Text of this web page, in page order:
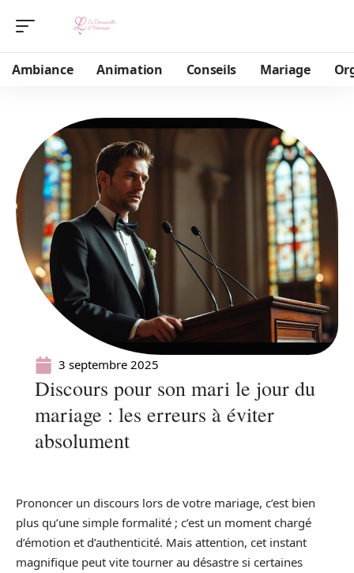
Ambiance Animation Conseils Mariage
3 septembre 2025
Discours pour son mari le jour du
mariage : les erreurs à éviter
absolument
Prononcer un discours lors de votre mariage, c’est bien
plus qu’une simple formalité ; c’est un moment chargé
d’émotion et d’authenticité. Mais attention, cet instant
magnifique peut vite tourner au désastre si certaines